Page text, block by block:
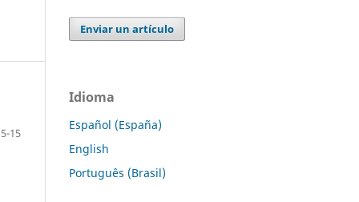
5-15
Enviar un artículo
Idioma
Español (España)
English
Português (Brasil)